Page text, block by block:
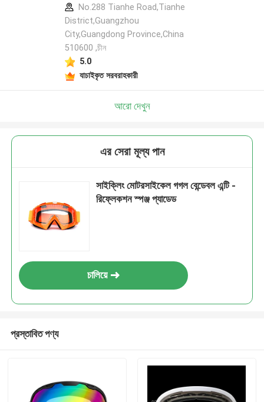
No.288 Tianhe Road,Tianhe
District,Guangzhou
City,Guangdong Province,China
510600 ,চীন
5.0
যাচাইকৃত সরবরাহকারী
আরো দেখুন
এর সেরা মূল্য পান
সাইক্লিং মোটরসাইকেল গগল বেন্ডেবল এন্টি -
রিফ্লেকশন স্পঞ্জ প্যাডেড
চালিয়ে
প্রস্তাবিত পণ্য